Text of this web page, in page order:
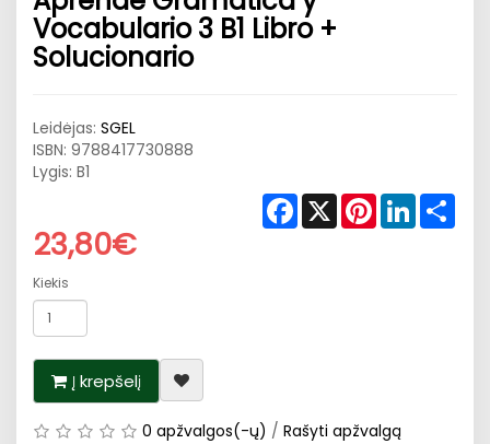
Vocabulario 3 B1 Libro +
Solucionario
Leidėjas: SGEL
ISBN: 9788417730888
Lygis: B1
Facebook
X PinterestLinkedIn
23,80€
Kiekis
Į krepšelį
0 apžvalgos(-ų) / Rašyti apžvalgą